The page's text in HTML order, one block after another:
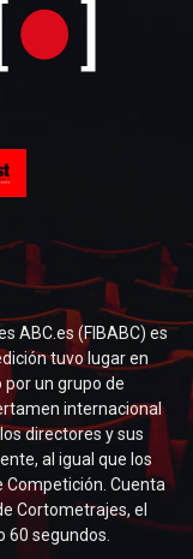
ABC.es (FIBABC) es
tuvo lugar en
por un grupo de
internacional
directores y sus
al igual que los
Competición. Cuenta
Cortometrajes, el
60 segundos.